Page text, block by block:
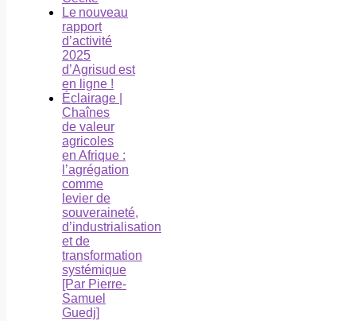
Le nouveau
rapport
d’activité
2025
d’Agrisud est
en ligne !
Éclairage |
Chaînes
de valeur
agricoles
en Afrique :
l’agrégation
comme
levier de
souveraineté,
d’industrialisation
et de
transformation
systémique
[Par Pierre-
Samuel
Guedj]